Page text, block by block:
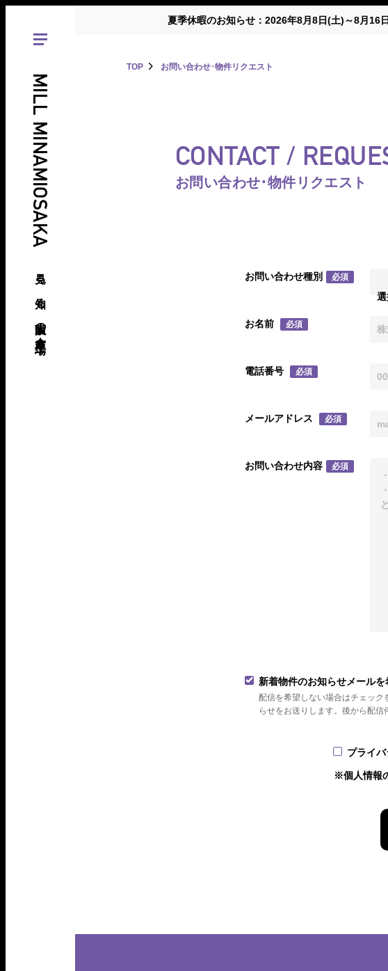
夏季休暇のお知らせ：2026年8月8日(土)～8月16
MILL MINAMIOSAKA
見る、知る、南大阪の倉庫･工場
TOP お問い合わせ･物件リクエスト
CONTACT /
お問い合わせ･物件リクエスト
お問い合わせ種別 必須
お名前 必須
電話番号 必須
メールアドレス 必須
お問い合わせ内容 必須
新着物件のお知らせメールを
配信を希望しない場合はチェッ
らせをお送りします。後から配信
プライバ
※個人情報